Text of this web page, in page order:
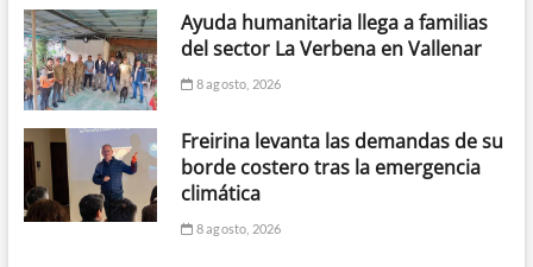
Ayuda humanitaria llega a familias
del sector La Verbena en Vallenar
8 agosto, 2026
Freirina levanta las demandas de su
borde costero tras la emergencia
climática
8 agosto, 2026